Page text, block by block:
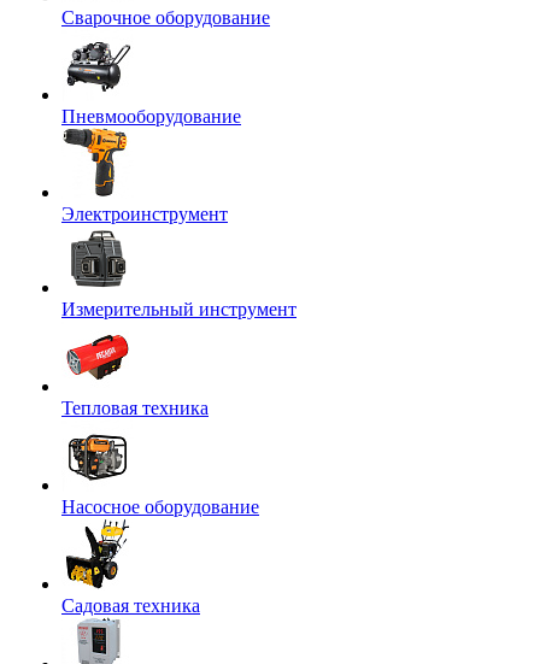
Сварочное оборудование
Пневмооборудование
Электроинструмент
Измерительный инструмент
Тепловая техника
Насосное оборудование
Садовая техника